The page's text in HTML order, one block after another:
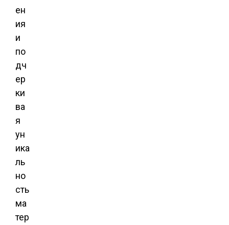
ен
ия
и
по
дч
ер
ки
ва
я
ун
ика
ль
но
сть
ма
тер